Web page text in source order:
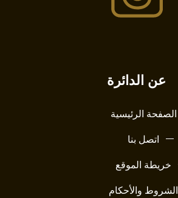
عن الدائرة
الصفحة الرئيسية
اتصل بنا
خريطة الموقع
الشروط والأحكام